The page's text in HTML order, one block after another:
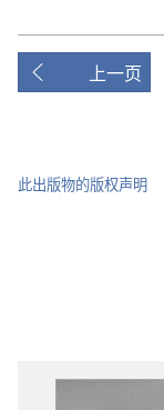
上一页
此出版物的版权声明